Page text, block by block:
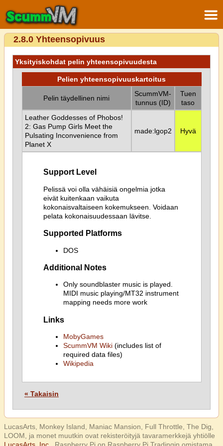
2.8.0 Yhteensopivuus
Yksityiskohdat pelin yhteensopivuudesta
Pelien yhteensopivuuskartoitus
Pelin täydellinen nimi
ScummVM-
tunnus (ID)
Tuen
taso
Leather Goddesses of Phobos!
2: Gas Pump Girls Meet the
Pulsating Inconvenience from
Planet X
made:lgop2 Hyvä
Support Level
Pelissä voi olla vähäisiä ongelmia jotka
eivät kuitenkaan vaikuta
kokonaisvaltaiseen kokemukseen. Voidaan
pelata kokonaisuudessaan lävitse.
Supported Platforms
DOS
Additional Notes
Only soundblaster music is played.
MIDI music playing/MT32 instrument
mapping needs more work
Links
MobyGames
ScummVM Wiki(includes list of
required data files)
Wikipedia
« Takaisin
LucasArts, Monkey Island, Maniac Mansion, Full Throttle, The Dig,
LOOM, ja monet muutkin ovat rekisteröityjä tavaramerkkejä yhtiölle